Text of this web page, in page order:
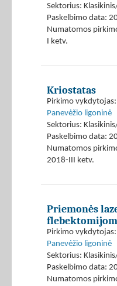
Sektorius:
Paskelbimo data:
Numatomos
I ketv.
Kriostatas
Pirkimo vykdytojas:
Panevėžio ligoninė
Sektorius:
Paskelbimo data:
Numatomos
2018-III ketv.
Priemonės
Pirkimo vykdytojas:
Panevėžio ligoninė
Sektorius:
Paskelbimo data:
Numatomos